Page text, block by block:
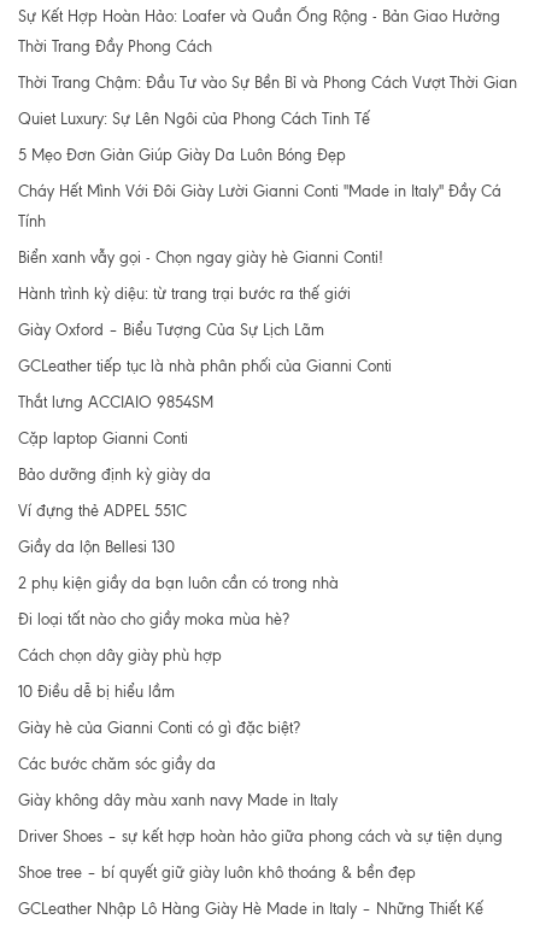
Sự Kết Hợp Hoàn Hảo: Loafer và Quần Ống Rộng - Bản Giao Hưởng
Thời Trang Đầy Phong Cách
Thời Trang Chậm: Đầu Tư vào Sự Bền Bỉ và Phong Cách Vượt Thời Gian
Quiet Luxury: Sự Lên Ngôi của Phong Cách Tinh Tế
5 Mẹo Đơn Giản Giúp Giày Da Luôn Bóng Đẹp
Cháy Hết Mình Với Đôi Giày Lười Gianni Conti "Made in Italy" Đầy Cá
Tính
Biển xanh vẫy gọi - Chọn ngay giày hè Gianni Conti!
Hành trình kỳ diệu: từ trang trại bước ra thế giới
Giày Oxford – Biểu Tượng Của Sự Lịch Lãm
GCLeather tiếp tục là nhà phân phối của Gianni Conti
Thắt lưng ACCIAIO 9854SM
Cặp laptop Gianni Conti
Bảo dưỡng định kỳ giày da
Ví đựng thẻ ADPEL 551C
Giầy da lộn Bellesi 130
2 phụ kiện giầy da bạn luôn cần có trong nhà
Đi loại tất nào cho giầy moka mùa hè?
Cách chọn dây giày phù hợp
10 Điều dễ bị hiểu lầm
Giày hè của Gianni Conti có gì đặc biệt?
Các bước chăm sóc giầy da
Giày không dây màu xanh navy Made in Italy
Driver Shoes – sự kết hợp hoàn hảo giữa phong cách và sự tiện dụng
Shoe tree – bí quyết giữ giày luôn khô thoáng & bền đẹp
GCLeather Nhập Lô Hàng Giày Hè Made in Italy – Những Thiết Kế